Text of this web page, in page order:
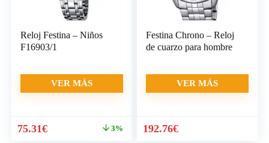
Reloj Festina – Niños
F16903/1
VER MÁS
El
75.31€El
3%
Festina Chrono – Reloj
de cuarzo para hombre
VER MÁS
192.76€